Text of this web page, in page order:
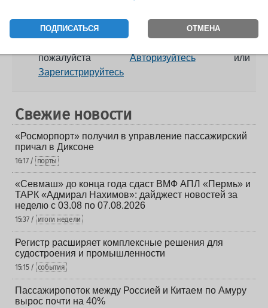
пожалуйстаАвторизуйтесьили
Зарегистрируйтесь
Свежие новости
«Росморпорт» получил в управление пассажирский
причал в Диксоне
16:17 / порты
«Севмаш» до конца года сдаст ВМФ АПЛ «Пермь» и
ТАРК «Адмирал Нахимов»: дайджест новостей за
неделю с 03.08 по 07.08.2026
15:37 / итоги недели
Регистр расширяет комплексные решения для
судостроения и промышленности
15:15 / события
Пассажиропоток между Россией и Китаем по Амуру
вырос почти на 40%
ПОДПИСАТЬСЯ ОТМЕНА